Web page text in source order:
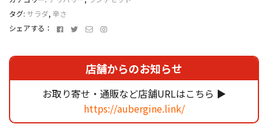
レ
ー
タグ: サラダ, 辛さ
シェアする：
FacebookTwitter
メ
ア
ド
ス
Instagram
店舗からのお知らせ
お取り寄せ・通販など店舗URLはこちら ▶
https://aubergine.link/